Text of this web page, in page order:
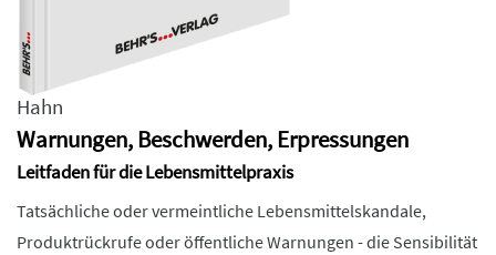
Hahn
Warnungen, Beschwerden, Erpressungen
Leitfaden für die Lebensmittelpraxis
Tatsächliche oder vermeintliche Lebensmittelskandale,
Produktrückrufe oder öffentliche Warnungen - die Sensibilität